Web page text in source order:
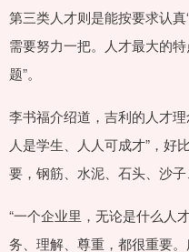
第三类人才则是能按要求认真
需要努力一把。人才最大的
题”。
李书福介绍道，吉利的人才
人是学生、人人可成才”，好
要，钢筋、水泥、石头、沙子
“一个企业里，无论是什么人
务、理解、尊重，都很重要